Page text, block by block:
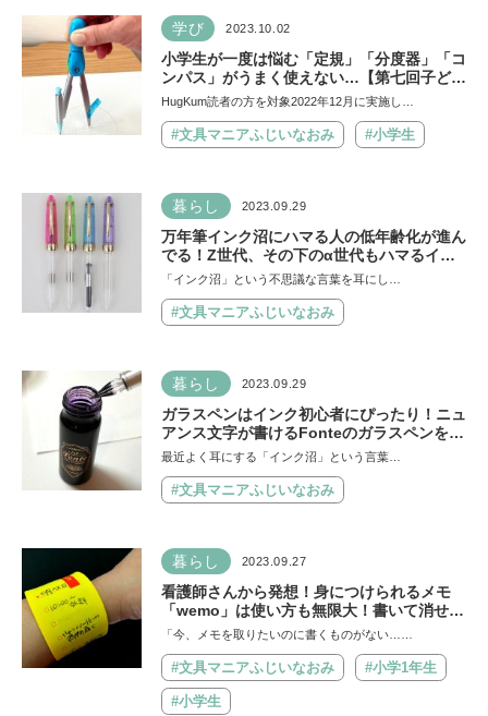
学び 2023.10.02
小学生が一度は悩む「定規」「分度器」「コ
ンパス」がうまく使えない…【第七回子ども
文具お悩み相談室】
HugKum読者の方を対象2022年12月に実施し…
#文具マニアふじいなおみ #小学生
暮らし 2023.09.29
万年筆インク沼にハマる人の低年齢化が進ん
でる！Z世代、その下のα世代もハマるイン
クペンの魅力と基本の使い方
「インク沼」という不思議な言葉を耳にし…
#文具マニアふじいなおみ
暮らし 2023.09.29
ガラスペンはインク初心者にぴったり！ニュ
アンス文字が書けるFonteのガラスペンを使
ってみた【小学生からのインク沼講座】
最近よく耳にする「インク沼」という言葉…
#文具マニアふじいなおみ
暮らし 2023.09.27
看護師さんから発想！身につけられるメモ
「wemo」は使い方も無限大！書いて消せる
から環境にも人にも優しい
「今、メモを取りたいのに書くものがない……
#文具マニアふじいなおみ #小学1年生
#小学生